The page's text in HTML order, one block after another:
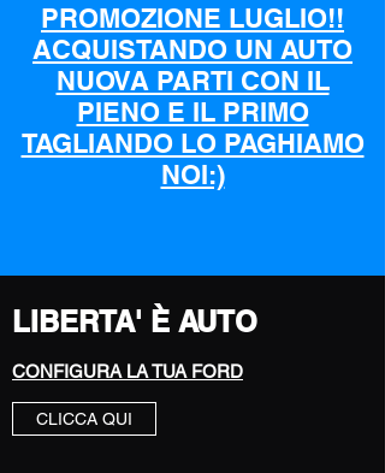
PROMOZIONE LUGLIO!!
ACQUISTANDO UN AUTO
NUOVA PARTI CON IL
PIENO E IL PRIMO
TAGLIANDO LO PAGHIAMO
NOI:)
LIBERTA' È AUTO
CONFIGURA LA TUA FORD
CLICCA QUI